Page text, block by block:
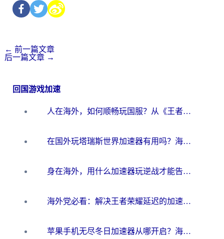
← 前一篇文章
后一篇文章 →
回国游戏加速
人在海外，如何顺畅玩国服？从《王者荣耀》到《云图计划》的加速器终极指南
在国外玩塔瑞斯世界加速器有用吗？海外玩家亲测后的真实答案
身在海外，用什么加速器玩逆战才能告别延迟？
海外党必看：解决王者荣耀延迟的加速器终极指南——从EVE到猫和老鼠，一个工具全搞定
苹果手机无尽冬日加速器从哪开启？海外玩家的冬日生存指南